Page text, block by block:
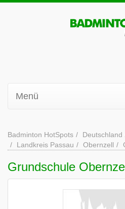
Menü
Badminton HotSpots Deutschland
Landkreis Passau
Obernzell
Grundschule